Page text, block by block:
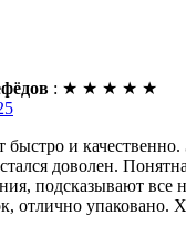
: ★ ★ ★ ★ ★
быстро и качественно.
доволен.
подсказывают
отлично упаковано.